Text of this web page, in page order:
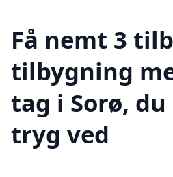
Få nemt 3
tilbygning
tag i Sorø,
tryg ved